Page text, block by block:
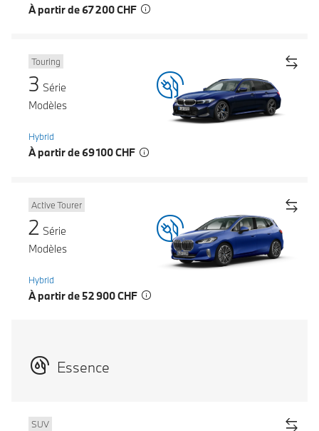
À partir de 67 200 CHF
Touring
3 Série
Modèles
Hybrid
À partir de 69 100 CHF
Active Tourer
2 Série
Modèles
Hybrid
À partir de 52 900 CHF
Essence
SUV